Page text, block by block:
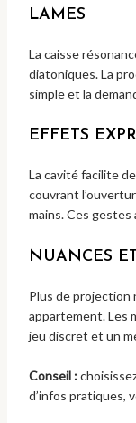
LAMES
La caisse
diatoniques. La
simple et la
EFFETS
La cavité facilite
couvrant
mains. Ces
NUANCES
Plus de projection
appartement. Les
jeu discret et un
Conseil :
d’infos pratiques,